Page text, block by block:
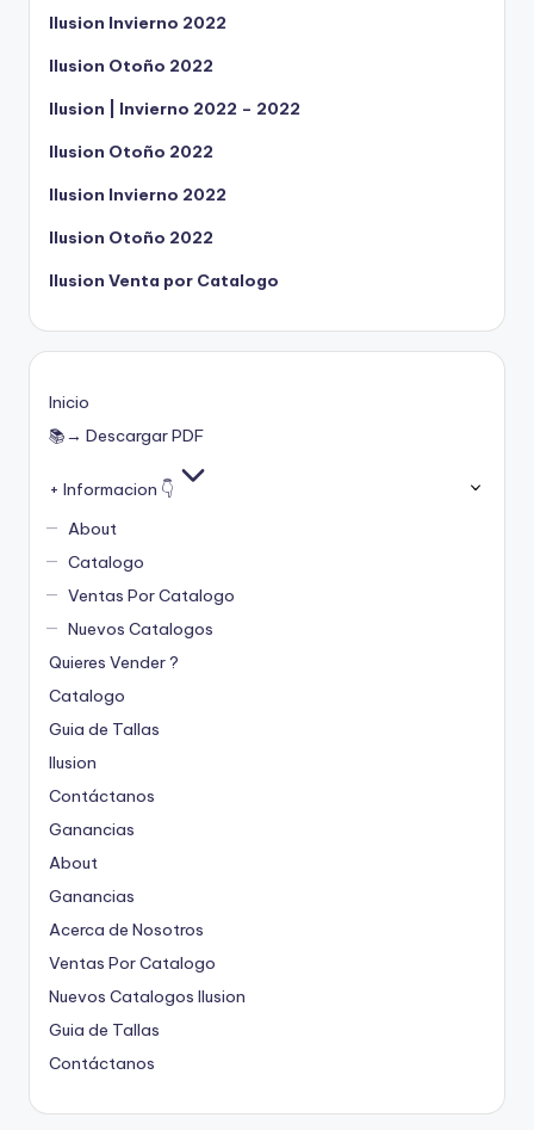
Ilusion Invierno 2022
Ilusion Otoño 2022
Ilusion | Invierno 2022 – 2022
Ilusion Otoño 2022
Ilusion Invierno 2022
Ilusion Otoño 2022
Ilusion Venta por Catalogo
Inicio
📚→ Descargar PDF
+ Informacion 👇
About
Catalogo
Ventas Por Catalogo
Nuevos Catalogos
Quieres Vender ?
Catalogo
Guia de Tallas
Ilusion
Contáctanos
Ganancias
About
Ganancias
Acerca de Nosotros
Ventas Por Catalogo
Nuevos Catalogos Ilusion
Guia de Tallas
Contáctanos